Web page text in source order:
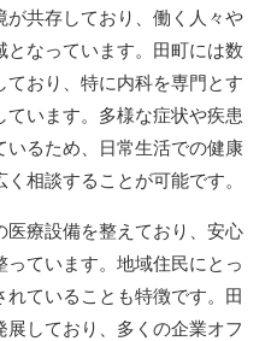
共存しており、働く人々や
なっています。田町には数
おり、特に内科を専門とす
います。多様な症状や疾患
るため、日常生活での健康
相談することが可能です。
医療設備を整えており、安心
ています。地域住民にとっ
ていることも特徴です。田
しており、多くの企業オフ